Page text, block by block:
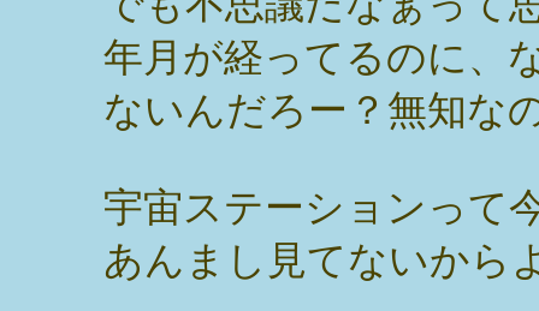
年月が経ってるのに、
ないんだろー？無知な
宇宙ステーションって
あんまし見てないから